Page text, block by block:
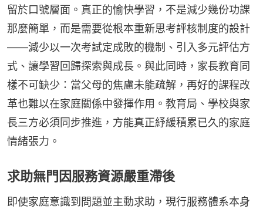
留於口號層面。真正的愉快學習，不是減少幾份功課
那麼簡單，而是需要從根本重新思考評核制度的設計
——減少以一次考試定成敗的機制、引入多元評估方
式、讓學習回歸探索與成長。與此同時，家長教育同
樣不可缺少：當父母的焦慮未能疏解，再好的課程改
革也難以在家庭關係中發揮作用。教育局、學校與家
長三方必須同步推進，方能真正紓緩積累已久的家庭
情緒張力。
求助無門因服務資源嚴重滯後
即使家庭意識到問題並主動求助，現行服務體系本身